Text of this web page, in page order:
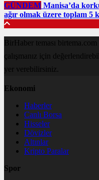
GÜNDEM Manisa’da
ağır olmak üzere toplam 5
BirHaber teması
çalışmanız için
yer verebilirsiniz.
Ekonomi
Haberler
Canlı Borsa
Hisseler
Dövizler
Altınlar
Kripto Paralar
Spor